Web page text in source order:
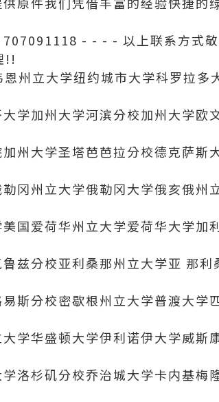
- - - - 以上联系方式
!!
州立大学纽约城市大学科罗拉多
学加州大学河滨分校加州大学欧
州大学圣塔芭芭拉分校德克萨斯
冈州立大学俄勒冈大学俄亥俄州
国爱荷华州立大学爱荷华大学加
兹分校亚利桑那州立大学亚 那
斯分校密歇根州立大学普渡大学
学华盛顿大学伊利诺伊大学威斯
洛杉矶分校乔治城大学卡内基梅